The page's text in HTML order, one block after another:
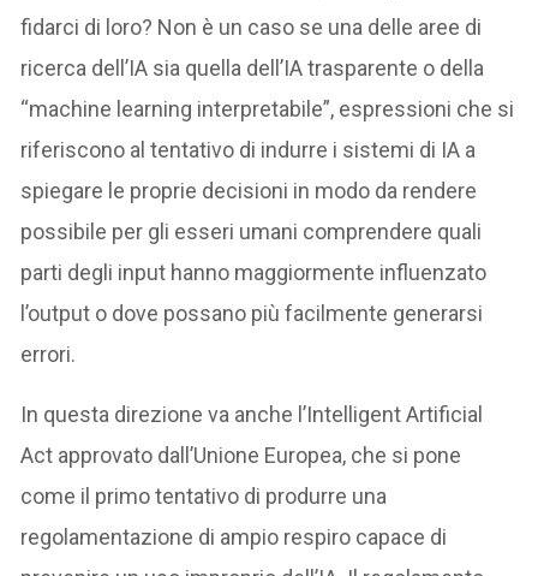
fidarci di loro? Non è un caso se una delle aree di
ricerca dell’IA sia quella dell’IA trasparente o della
“machine learning interpretabile”, espressioni che si
riferiscono al tentativo di indurre i sistemi di IA a
spiegare le proprie decisioni in modo da rendere
possibile per gli esseri umani comprendere quali
parti degli input hanno maggiormente influenzato
l’output o dove possano più facilmente generarsi
errori.
In questa direzione va anche l’Intelligent Artificial
Act approvato dall’Unione Europea, che si pone
come il primo tentativo di produrre una
regolamentazione di ampio respiro capace di